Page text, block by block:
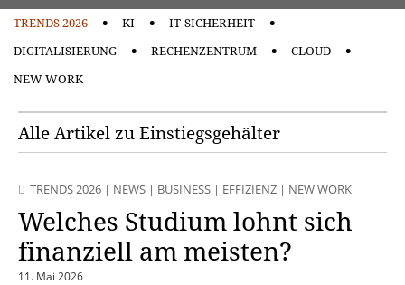
TRENDS 2026 KI
IT-SICHERHEIT
DIGITALISIERUNG
RECHENZENTRUM
CLOUD
NEW WORK
Alle Artikel zu Einstiegsgehälter
TRENDS 2026 | NEWS | BUSINESS | EFFIZIENZ | NEW WORK
Welches Studium lohnt sich
finanziell am meisten?
11. Mai 2026